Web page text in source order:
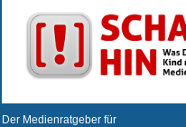
Der Medienratgeber für